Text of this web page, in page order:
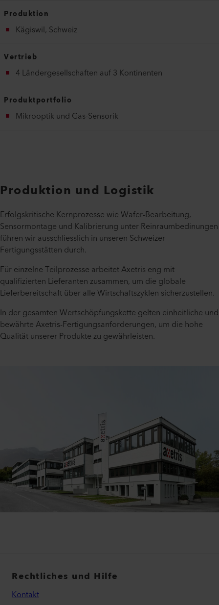
Produktion
Kägiswil, Schweiz
Vertrieb
4 Ländergesellschaften auf 3 Kontinenten
Produktportfolio
Mikrooptik und Gas-Sensorik
Produktion und Logistik
Erfolgskritische Kernprozesse wie Wafer-Bearbeitung,
Sensormontage und Kalibrierung unter Reinraumbedinungen
führen wir ausschliesslich in unseren Schweizer
Fertigungsstätten durch.
Für einzelne Teilprozesse arbeitet Axetris eng mit
qualifizierten Lieferanten zusammen, um die globale
Lieferbereitschaft über alle Wirtschaftszyklen sicherzustellen.
In der gesamten Wertschöpfungskette gelten einheitliche und
bewährte Axetris-Fertigungsanforderungen, um die hohe
Qualität unserer Produkte zu gewährleisten.
Rechtliches und Hilfe
Kontakt